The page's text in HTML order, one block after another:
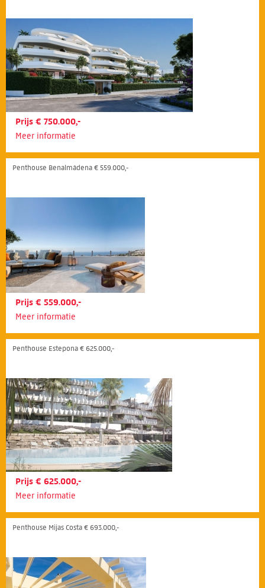
Prijs € 750.000,-
Meer informatie
Penthouse Benalmádena € 559.000,-
Prijs € 559.000,-
Meer informatie
Penthouse Estepona € 625.000,-
Prijs € 625.000,-
Meer informatie
Penthouse Mijas Costa € 693.000,-